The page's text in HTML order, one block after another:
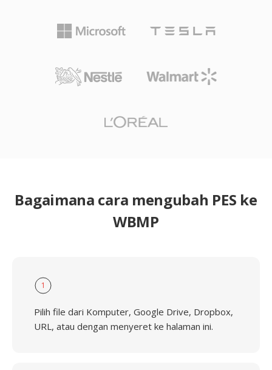
Bagaimana cara mengubah PES ke
WBMP
1
Pilih file dari Komputer, Google Drive, Dropbox,
URL, atau dengan menyeret ke halaman ini.